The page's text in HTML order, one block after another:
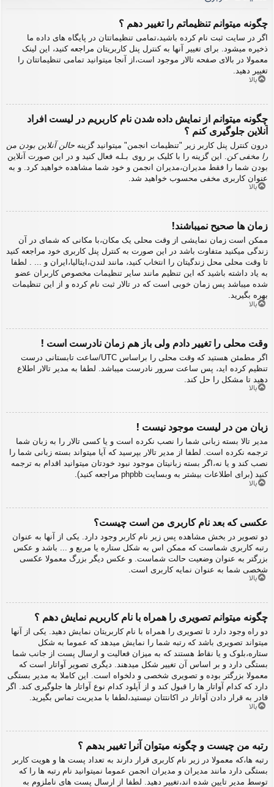
چگونه میتوانم تنظیماتم را تغییر دهم ؟
اگر در سایت ثبت نام کرده باشید،تمامی تنظیماتتان در پایگاه های داده ما
ذخیره میشود. برای تغییر آنها به کنترل پنل کاربریتان مراجعه کنید، این لینک
معمولا در بالای صفحه تالار موجود است،از آنجا میتوانید تمامی تنظیماتتان را
تغییر دهید.
بالا
چگونه میتوانم از نمایش داده شدن نام کاربریم در لیست افراد
آنلاین جلوگیری کنم ؟
درون کنترل پنل کاربر زیر "تنظیمات انجمن" میتوانید گزینه حالن آنلاین بودن من
را مخفی کن . این گزینه را با کلیک بر روی بله فعال کنید و در این صورت آنلاین
بودن شما را فقط مدیران،مدیران انجمن و خود شما مشاهده خواهید کرد. و به
عنوان کاربری مخفی محسوب خواهید شد.
بالا
زمان ها صحیح نمیباشند!
ممکن است زمان نمایشی از وقت محلی یک مکان،با مکانی که شمای در آن
زندگی میکنید متفاوت باشد در این صورت به کنترل پنل کاربری خود مراجعه کنید
تا وقت محلی محل زندگیتان را انتخاب کنید، مانند لندن،ایتالیا،ایران و ... . لطفا
به یاد داشته باشید که این تنظیم مانند سایر تنظیمات مخصوص کاربران عضو
شده میباشد پس زمان خوبی است که در تالار ثبت نام کرده و از این تنظیمات
بهره بگیرید.
بالا
وقت محلی را تغییر دادم ولی باز هم زمان نادرست است !
اگر مطمئن هستید که وقت محلی را براساس UTC/ساعت تابستانی درست
تنظیم کرده اید، پس ساعت سرور نادرست میباشد. لطفا به مدیر تالار اطلاع
دهید تا مشکل را حل کند.
بالا
زبان من در لیست موجود نیست !
مدیر تالا بسته زبانی شما را نصب نکرده است و یا کسی تالار را به زبان شما
ترجمه نکرده است. لطفا از مدیر تالار بپرسید که آیا میتواند بسته زبانی شما را
نصب کند و یا نه،اگر بسته زبانیتان موجود نبود خودتان میتوانید اقدام به ترجمه
کنید (برای اطلاعات بیشتر به وبسایت phpbb مراجعه کنید).
بالا
عکسی که بعد نام کاربری من است چیست؟
دو تصویر در بخش مشاهده پس زیر نام کاربر وجود دارد. یکی از آنها به عنوان
رتبه کاربری شماست که ممکن اس به شکل ستاره یا مربع و ... باشد و عکس
بزرگتر به عنوان وضعیت حالت شماست. و عکس دیگر بزرگ معمولا عکسی
شخصی شما به عنوان نمایه کاربری است.
بالا
چگونه میتوانم تصویری را همراه با نام کاربریم نمایش دهم ؟
دو راه وجود دارد تا تصویری را همراه با نام کاربریتان نمایش دهید. یکی از آنها
میتواند تصویری باشد که رتبه شما را نمایش میدهد که عموما به شکل
ستاره،بلوک و یا نقاط هستند که به میزان فعالیت و ارسال پست از جانب شما
بستگی دارد و بر اساس آن تغییر شکل میدهند. دیگری تصویر آواتار است که
معمولا بزرگتر بوده و تصویری شخصی و دلخواه است. این کاملا به مدیر بستگی
دارد که کدام آواتار ها را قبول کند و از آپلود کدام نوع آواتار ها جلوگیری کند. اگر
قادر به قرار دادن آواتار در اکانتتان نیستید،لطفا با مدیریت تماس بگیرید.
بالا
رتبه من چیست و چگونه میتوان آنرا تغییر بدهم ؟
رتبه ها،که معمولا در زیر نام کاربری قرار دارند به تعداد پست ها و هویت کاربر
بستگی دارد مانند مدیران و مدیران انجمن عموما نمیتوانید نام رتبه ها را که
توسط مدیر تایین شده اند،تغییر دهید. لطفا از ارسال پست های ناملزوم به